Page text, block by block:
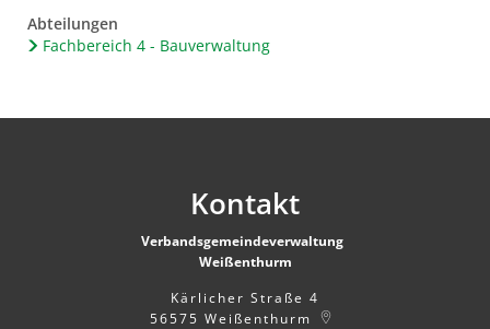
Abteilungen
Fachbereich 4 - Bauverwaltung
Kontakt
Verbandsgemeindeverwaltung
Weißenthurm
Kärlicher Straße 4
56575 Weißenthurm